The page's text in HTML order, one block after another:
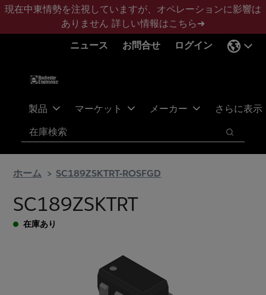
メ
ン
フ
タ
現在中東情勢を注視していますが、オペレーションに影響は
ありません 詳しい情報はこちら➜
ニュース
お問合せ ログイン
製品 マーケット メーカー さらに表示
検索
検索
ホーム SC189ZSKTRT-ROSFGD
SC189ZSKTRT
在庫あり